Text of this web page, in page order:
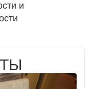
и